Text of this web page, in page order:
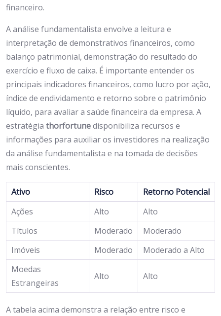
financeiro.
A análise fundamentalista envolve a leitura e
interpretação de demonstrativos financeiros, como
balanço patrimonial, demonstração do resultado do
exercício e fluxo de caixa. É importante entender os
principais indicadores financeiros, como lucro por ação,
índice de endividamento e retorno sobre o patrimônio
líquido, para avaliar a saúde financeira da empresa. A
estratégia thorfortunedisponibiliza recursos e
informações para auxiliar os investidores na realização
da análise fundamentalista e na tomada de decisões
mais conscientes.
Ativo Risco
Retorno Potencial
Ações
Alto
Alto
Títulos
Moderado
Moderado
Imóveis
Moderado
Moderado a Alto
Moedas
Estrangeiras
Alto Alto
A tabela acima demonstra a relação entre risco e